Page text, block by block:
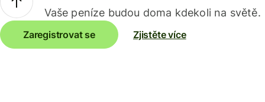
Vaše peníze budou doma kdekoli na světě.
Zaregistrovat se Zjistěte více